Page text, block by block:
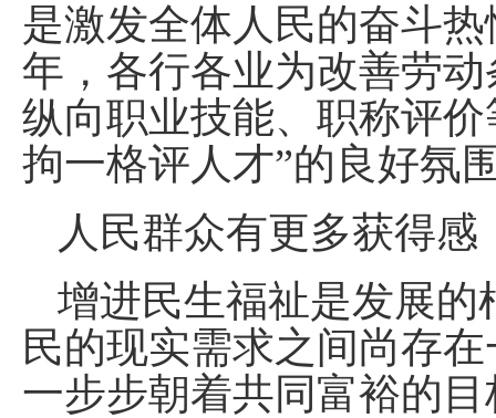
是激发全体人民的奋斗
年，各行各业为改善劳
纵向职业技能、职称评
拘一格评人才”的良好氛
人民群众有更多获得感
增进民生福祉是发展
民的现实需求之间尚存
一步步朝着共同富裕的